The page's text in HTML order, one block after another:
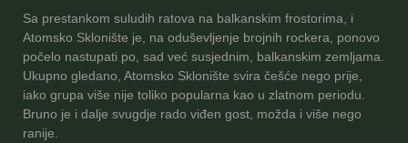
Sa prestankom suludih ratova na balkanskim frostorima, i
Atomsko Sklonište je, na oduševljenje brojnih rockera, ponovo
počelo nastupati po, sad već susjednim, balkanskim zemljama.
Ukupno gledano, Atomsko Sklonište svira češće nego prije,
iako grupa više nije toliko popularna kao u zlatnom periodu.
Bruno je i dalje svugdje rado viđen gost, možda i više nego
ranije.